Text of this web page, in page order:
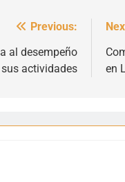
Previous:
al desempeño
actividades
en